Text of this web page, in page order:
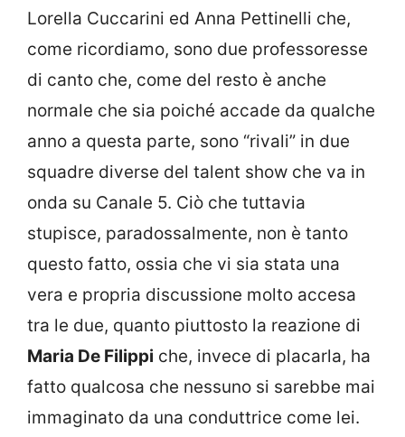
Lorella Cuccarini ed Anna Pettinelli che,
come ricordiamo, sono due professoresse
di canto che, come del resto è anche
normale che sia poiché accade da qualche
anno a questa parte, sono “rivali” in due
squadre diverse del talent show che va in
onda su Canale 5. Ciò che tuttavia
stupisce, paradossalmente, non è tanto
questo fatto, ossia che vi sia stata una
vera e propria discussione molto accesa
tra le due, quanto piuttosto la reazione di
Maria De Filippi che, invece di placarla, ha
fatto qualcosa che nessuno si sarebbe mai
immaginato da una conduttrice come lei.